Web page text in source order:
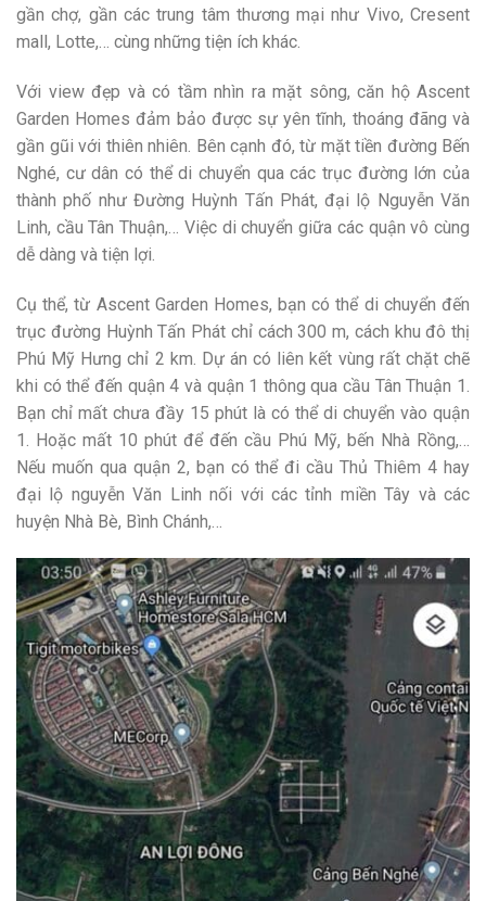
gần chợ, gần các trung tâm thương mại như Vivo, Cresent
mall, Lotte,… cùng những tiện ích khác.
Với view đẹp và có tầm nhìn ra mặt sông, căn hộ Ascent
Garden Homes đảm bảo được sự yên tĩnh, thoáng đãng và
gần gũi với thiên nhiên. Bên cạnh đó, từ mặt tiền đường Bến
Nghé, cư dân có thể di chuyển qua các trục đường lớn của
thành phố như Đường Huỳnh Tấn Phát, đại lộ Nguyễn Văn
Linh, cầu Tân Thuận,… Việc di chuyển giữa các quận vô cùng
dễ dàng và tiện lợi.
Cụ thể, từ Ascent Garden Homes, bạn có thể di chuyển đến
trục đường Huỳnh Tấn Phát chỉ cách 300 m, cách khu đô thị
Phú Mỹ Hưng chỉ 2 km. Dự án có liên kết vùng rất chặt chẽ
khi có thể đến quận 4 và quận 1 thông qua cầu Tân Thuận 1.
Bạn chỉ mất chưa đầy 15 phút là có thể di chuyển vào quận
1. Hoặc mất 10 phút để đến cầu Phú Mỹ, bến Nhà Rồng,…
Nếu muốn qua quận 2, bạn có thể đi cầu Thủ Thiêm 4 hay
đại lộ nguyễn Văn Linh nối với các tỉnh miền Tây và các
huyện Nhà Bè, Bình Chánh,…